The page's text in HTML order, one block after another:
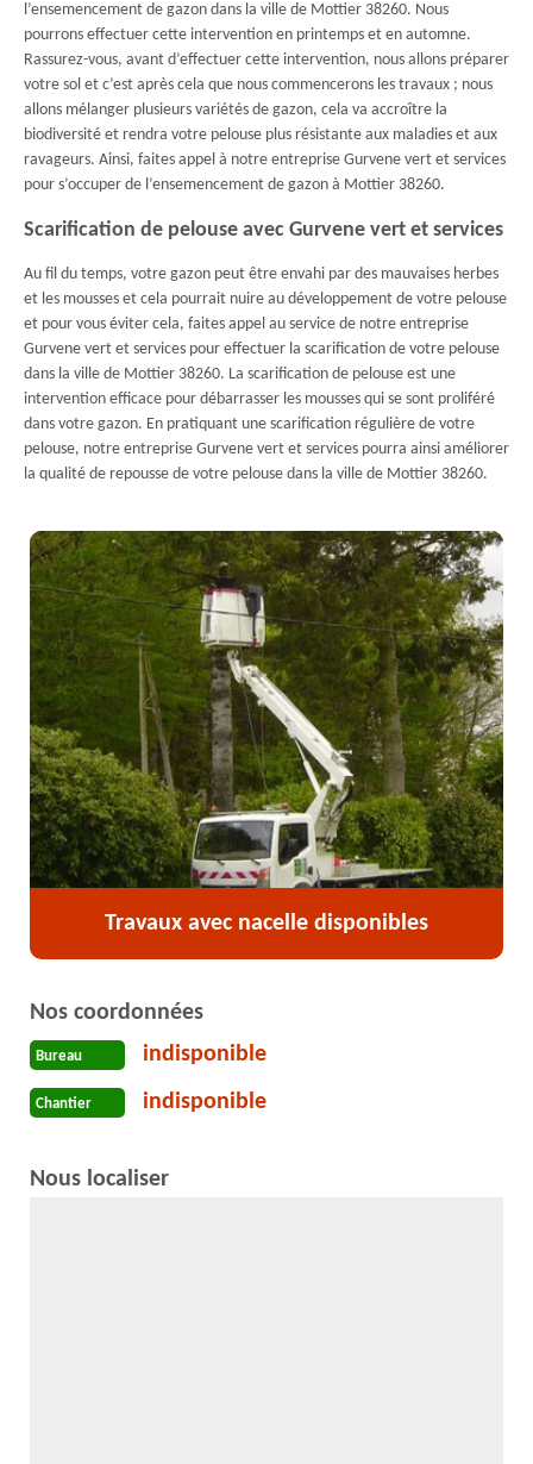
l’ensemencement de gazon dans la ville de Mottier 38260. Nous
pourrons effectuer cette intervention en printemps et en automne.
Rassurez-vous, avant d’effectuer cette intervention, nous allons préparer
votre sol et c’est après cela que nous commencerons les travaux ; nous
allons mélanger plusieurs variétés de gazon, cela va accroître la
biodiversité et rendra votre pelouse plus résistante aux maladies et aux
ravageurs. Ainsi, faites appel à notre entreprise Gurvene vert et services
pour s’occuper de l’ensemencement de gazon à Mottier 38260.
Scarification de pelouse avec Gurvene vert et services
Au fil du temps, votre gazon peut être envahi par des mauvaises herbes
et les mousses et cela pourrait nuire au développement de votre pelouse
et pour vous éviter cela, faites appel au service de notre entreprise
Gurvene vert et services pour effectuer la scarification de votre pelouse
dans la ville de Mottier 38260. La scarification de pelouse est une
intervention efficace pour débarrasser les mousses qui se sont proliféré
dans votre gazon. En pratiquant une scarification régulière de votre
pelouse, notre entreprise Gurvene vert et services pourra ainsi améliorer
la qualité de repousse de votre pelouse dans la ville de Mottier 38260.
Travaux avec nacelle disponibles
Nos coordonnées
Bureau indisponible
Chantier indisponible
Nous localiser